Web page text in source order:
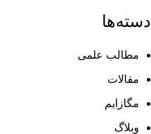
دسته‌ها
مطالب علمی
مقالات
مگازایم
وبلاگ